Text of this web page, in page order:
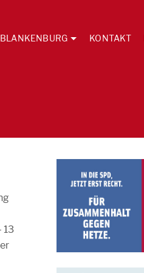
BLANKENBURG KONTAKT
13